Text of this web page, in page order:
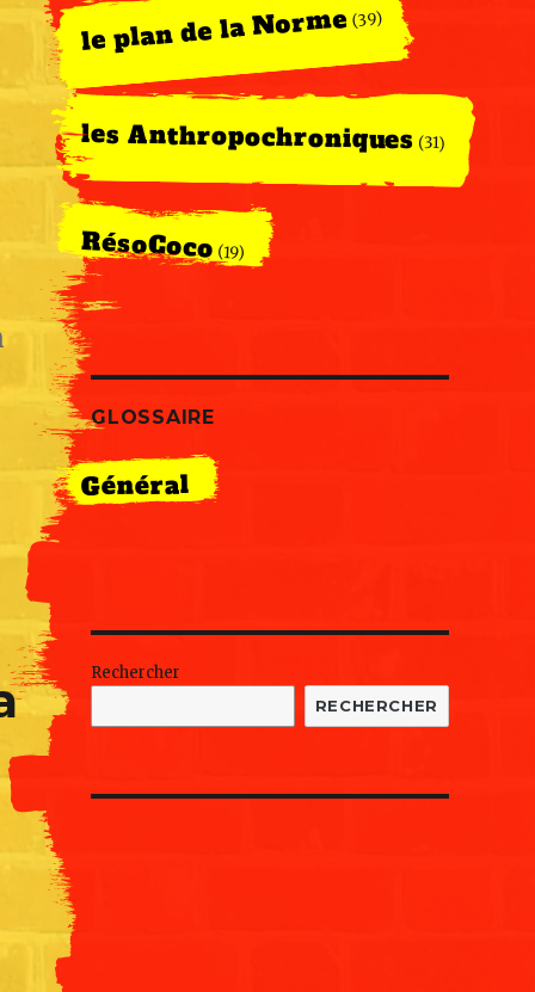
le plan de la Norme (39)
les Anthropochroniques (31)
RésoCoco (19)
GLOSSAIRE
Général
Rechercher
RECHERCHER